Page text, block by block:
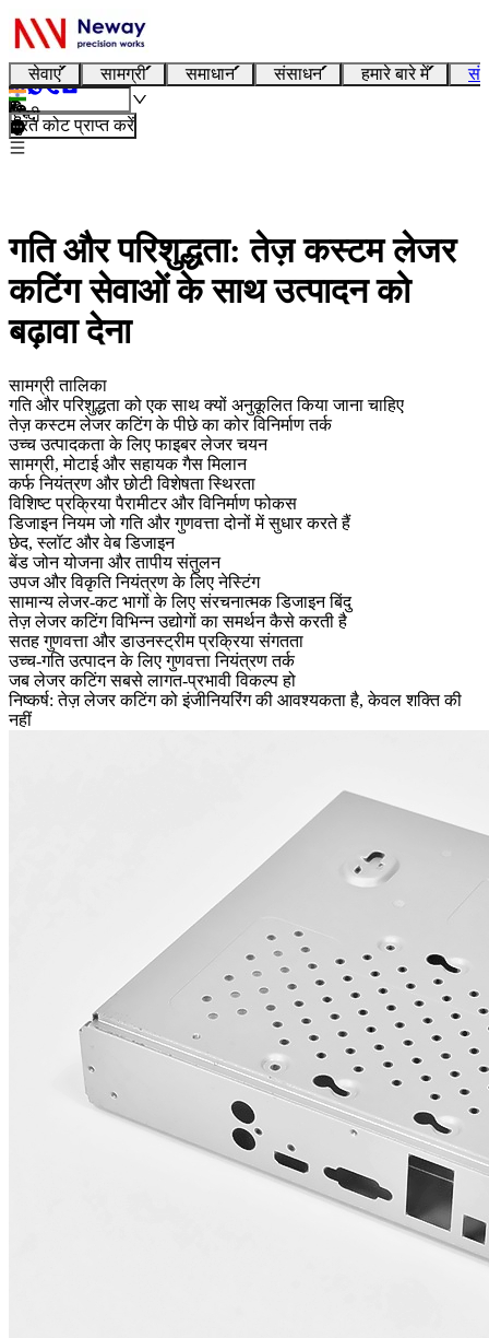
सेवाएं सामग्री समाधान संसाधन हमारे बारे में
हिन्दी
तुरंत कोट प्राप्त करें
गति और परिशुद्धता: तेज़ कस्टम लेजर
कटिंग सेवाओं के साथ उत्पादन को
बढ़ावा देना
सामग्री तालिका
गति और परिशुद्धता को एक साथ क्यों अनुकूलित किया जाना चाहिए
तेज़ कस्टम लेजर कटिंग के पीछे का कोर विनिर्माण तर्क
उच्च उत्पादकता के लिए फाइबर लेजर चयन
सामग्री, मोटाई और सहायक गैस मिलान
कर्फ नियंत्रण और छोटी विशेषता स्थिरता
विशिष्ट प्रक्रिया पैरामीटर और विनिर्माण फोकस
डिजाइन नियम जो गति और गुणवत्ता दोनों में सुधार करते हैं
छेद, स्लॉट और वेब डिजाइन
बेंड जोन योजना और तापीय संतुलन
उपज और विकृति नियंत्रण के लिए नेस्टिंग
सामान्य लेजर-कट भागों के लिए संरचनात्मक डिजाइन बिंदु
तेज़ लेजर कटिंग विभिन्न उद्योगों का समर्थन कैसे करती है
सतह गुणवत्ता और डाउनस्ट्रीम प्रक्रिया संगतता
उच्च-गति उत्पादन के लिए गुणवत्ता नियंत्रण तर्क
जब लेजर कटिंग सबसे लागत-प्रभावी विकल्प हो
निष्कर्ष: तेज़ लेजर कटिंग को इंजीनियरिंग की आवश्यकता है, केवल शक्ति की
नहीं